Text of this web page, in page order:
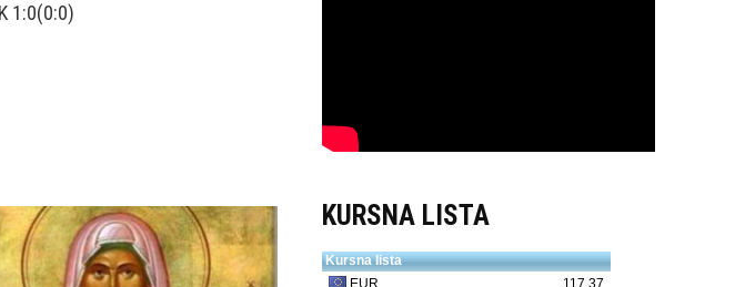
1:0(0:0)
KURSNA LISTA